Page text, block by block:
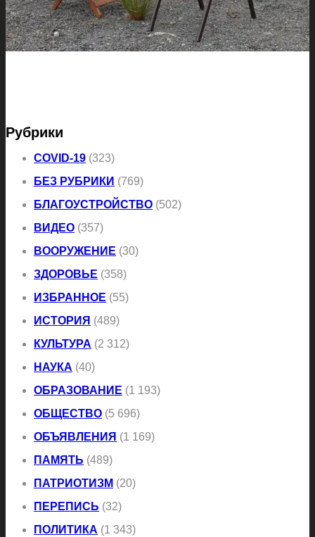
Рубрики
COVID-19 (323)
БЕЗ РУБРИКИ (769)
БЛАГОУСТРОЙСТВО (502)
ВИДЕО (357)
ВООРУЖЕНИЕ (30)
ЗДОРОВЬЕ (358)
ИЗБРАННОЕ (55)
ИСТОРИЯ (489)
КУЛЬТУРА (2 312)
НАУКА (40)
ОБРАЗОВАНИЕ (1 193)
ОБЩЕСТВО (5 696)
ОБЪЯВЛЕНИЯ (1 169)
ПАМЯТЬ (489)
ПАТРИОТИЗМ (20)
ПЕРЕПИСЬ (32)
ПОЛИТИКА (1 343)